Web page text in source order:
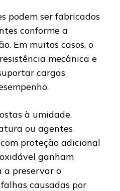
podem ser fabricados
conforme a
Em muitos casos, o
mecânica e
cargas
à umidade,
ou agentes
proteção adicional
ganham
a preservar o
causadas por